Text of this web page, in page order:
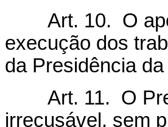
Art. 10. O
execução dos
da Presidência
Art. 11. O
irrecusável, sem